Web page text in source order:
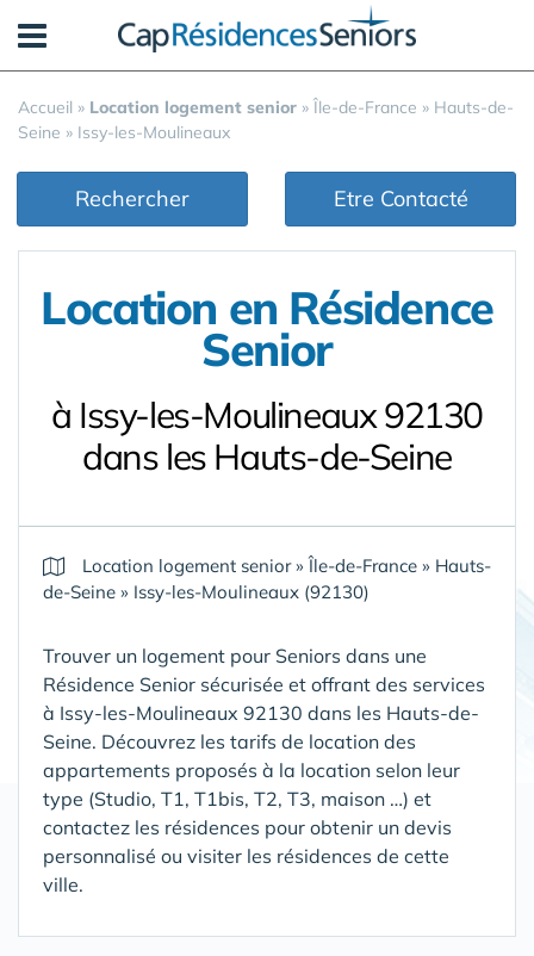
Accueil » Location logement senior » Île-de-France » Hauts-de-
Seine » Issy-les-Moulineaux
Rechercher Etre Contacté
Location en Résidence
Senior
à Issy-les-Moulineaux 92130
dans les Hauts-de-Seine
Location logement senior»Île-de-France » Hauts-
de-Seine » Issy-les-Moulineaux (92130)
Trouver un logement pour Seniors dans une
Résidence Senior sécurisée et offrant des services
à Issy-les-Moulineaux 92130 dans les Hauts-de-
Seine. Découvrez les tarifs de location des
appartements proposés à la location selon leur
type (Studio, T1, T1bis, T2, T3, maison …) et
contactez les résidences pour obtenir un devis
personnalisé ou visiter les résidences de cette
ville.